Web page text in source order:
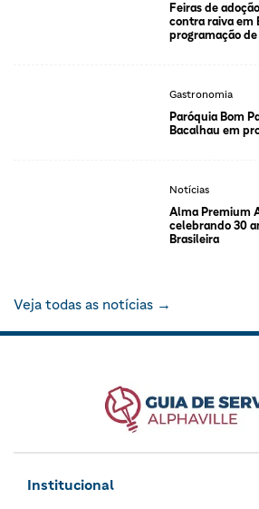
Feiras de
contra raiva em
programação
Gastronomia
Paróquia Bom
Bacalhau em
Notícias
Alma Premium
celebrando 30
Brasileira
Veja todas as notícias →
Institucional